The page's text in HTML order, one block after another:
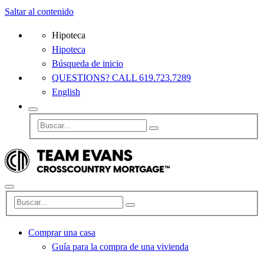
Saltar al contenido
Hipoteca
Hipoteca
Búsqueda de inicio
QUESTIONS? CALL 619.723.7289
English
Comprar una casa
Guía para la compra de una vivienda